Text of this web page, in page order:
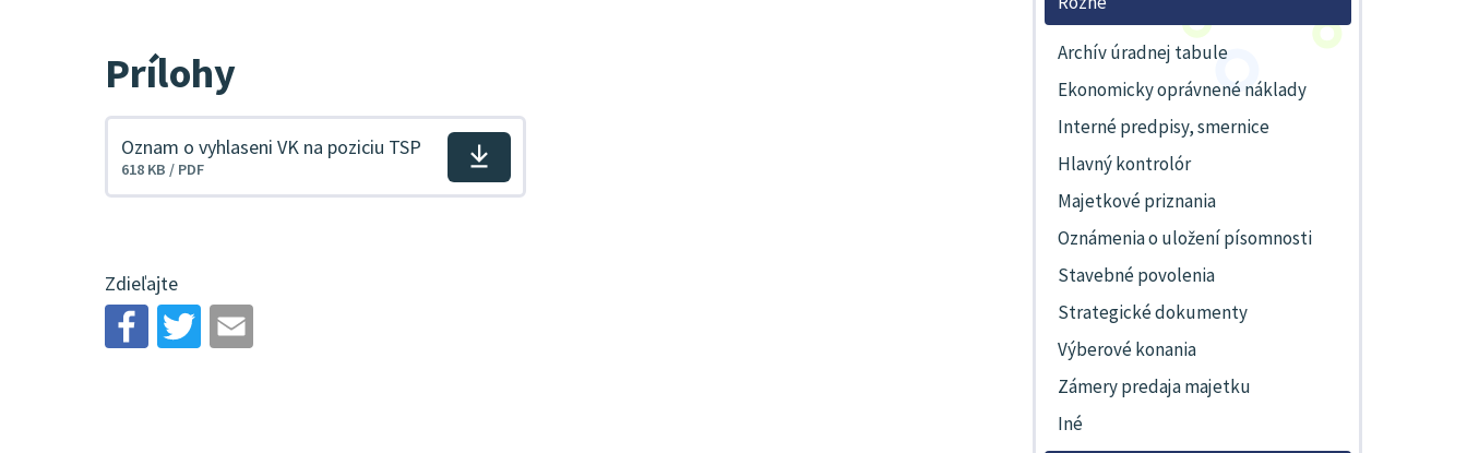
Prílohy
Stiahnuť
Oznam o vyhlaseni VK na poziciu TSP
618 KB / PDF
Zdieľajte
Archív úradnej tabule
Ekonomicky oprávnené náklady
Interné predpisy, smernice
Hlavný kontrolór
Majetkové priznania
Oznámenia o uložení písomnosti
Stavebné povolenia
Strategické dokumenty
Výberové konania
Zámery predaja majetku
Iné